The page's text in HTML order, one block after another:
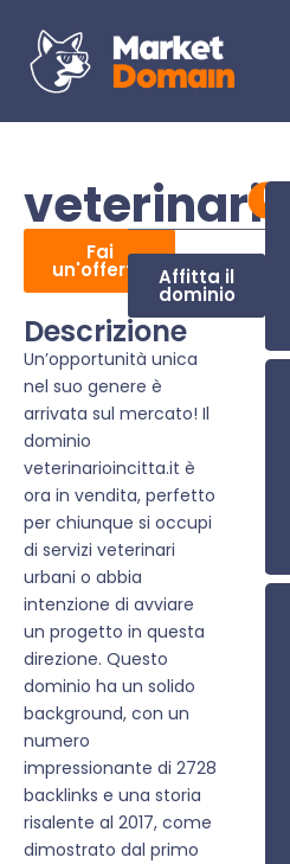
Fai
un'offerta Affitta il
dominio
Descrizione
Un’opportunità unica
nel suo genere è
arrivata sul mercato! Il
dominio
veterinarioincitta.it è
ora in vendita, perfetto
per chiunque si occupi
di servizi veterinari
urbani o abbia
intenzione di avviare
un progetto in questa
direzione. Questo
dominio ha un solido
background, con un
numero
impressionante di 2728
backlinks e una storia
risalente al 2017, come
dimostrato dal primo